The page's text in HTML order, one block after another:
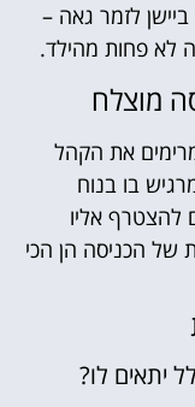
ביישן לזמר גאה –
לא פחות מהילד.
מוצלח
את הקהל
בו בנוח
להצטרף אליו
של הכניסה הן הכי
יתאים לו?